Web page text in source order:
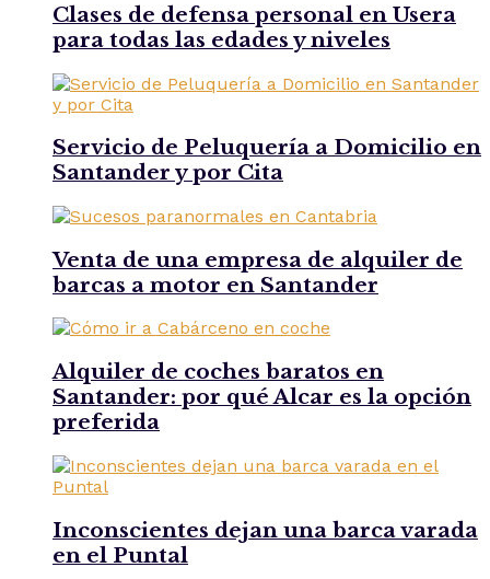
Clases de defensa personal en Usera
para todas las edades y niveles
Servicio de Peluquería a Domicilio en
Santander y por Cita
Venta de una empresa de alquiler de
barcas a motor en Santander
Alquiler de coches baratos en
Santander: por qué Alcar es la opción
preferida
Inconscientes dejan una barca varada
en el Puntal